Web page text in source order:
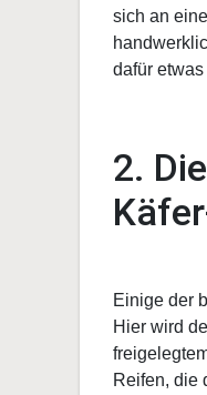
sich an
dafür
2.
Einige der
Hier wird
Reifen, die